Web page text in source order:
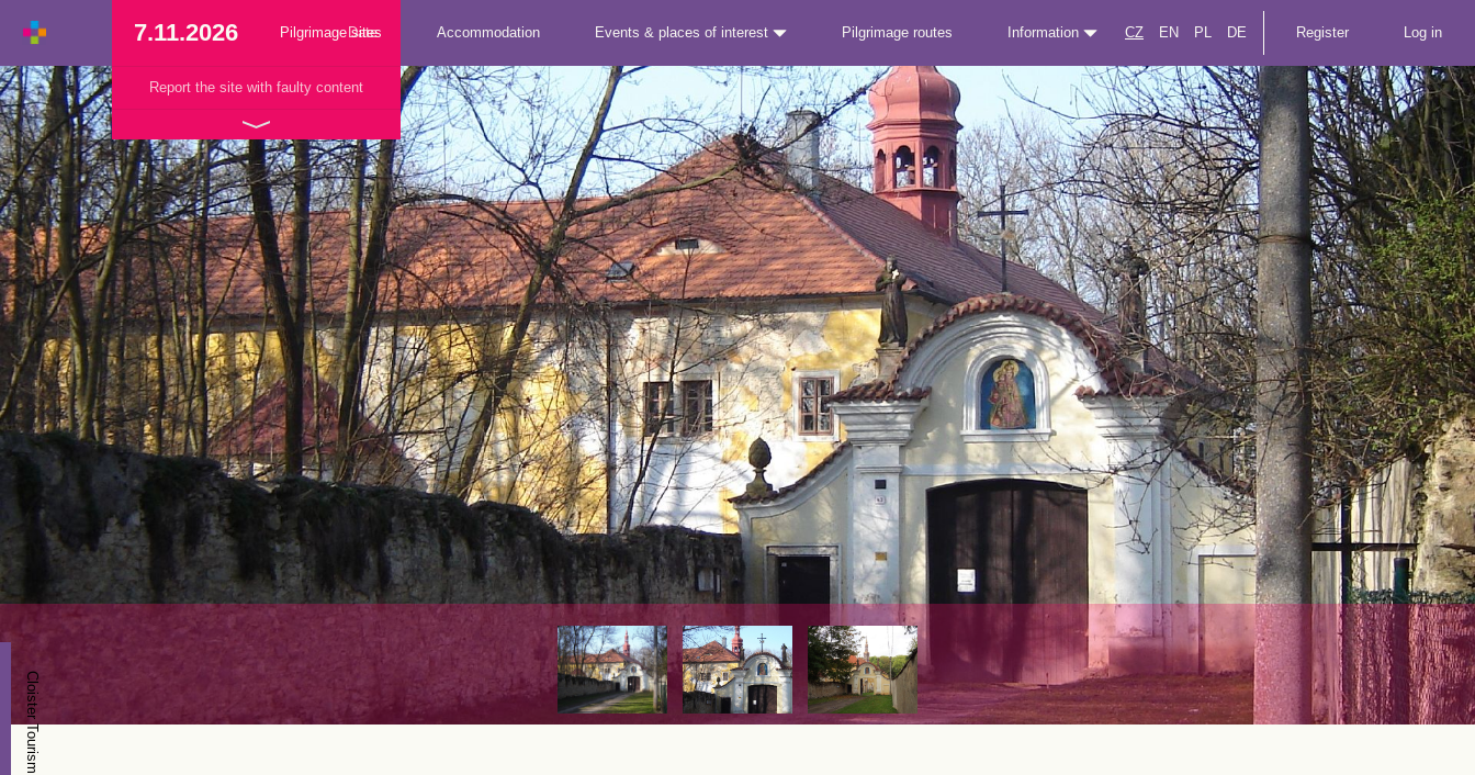
7.11.2026 Date
Report the site with faulty content
Pilgrimage sites Accommodation Events & places of interest Pilgrimage routes Information CZ EN PL DE Register Log in
Cloister Tourism